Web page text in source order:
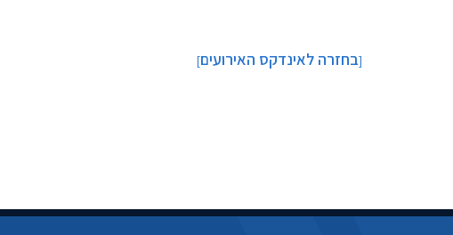
[בחזרה לאינדקס האירועים]